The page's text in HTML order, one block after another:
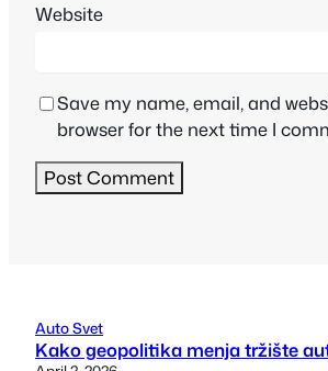
Website
Save my name, email, and
browser for the next time I
Auto Svet
Kako geopolitika menja tržište